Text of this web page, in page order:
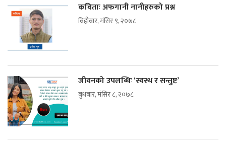
कविताः अफगानी नानीहरुको प्रश्न
बिहीबार, मंसिर ९, २०७८
जीवनको उपलब्धिः ‘स्वस्थ र सन्तुष्ट’
बुधबार, मंसिर ८, २०७८